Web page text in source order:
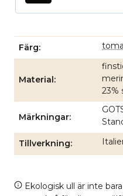
Färg
Material
23%
Märkningar
Tillverkning
Ekologisk ull är inte